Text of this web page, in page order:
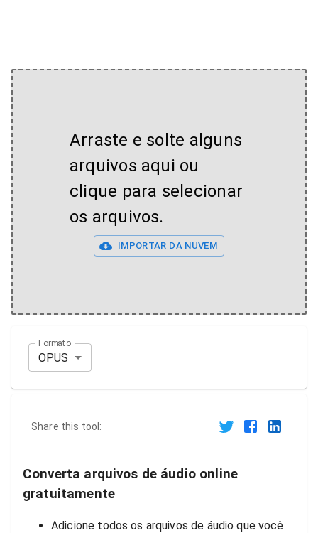
Arraste e solte alguns
arquivos aqui ou
clique para selecionar
os arquivos.
IMPORTAR DA NUVEM
Formato
OPUS
Share this tool:
Converta arquivos de áudio online
gratuitamente
Adicione todos os arquivos de áudio que você